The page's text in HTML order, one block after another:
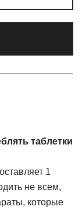
таблетки
1
не всем,
которые